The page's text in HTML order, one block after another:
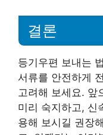
결론
등기우편 보내는
서류를 안전하게
고려해 보세요. 앞
미리 숙지하고, 신
용해 보시길 권장